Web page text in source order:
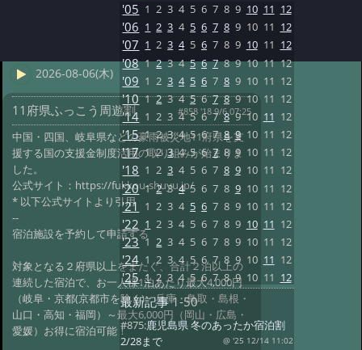
2026-08-06(木)
11府県ふっこう周遊割 #858 '18 9/6 07:25
中国・四国、岐阜県などの豪雨被災地11府県を支
援する国の支援金制度活用の取り組みが始まりま
した。
公式サイト：https://fukkou-shuyu.jp/
* 以下公式サイトより引用
--
宿泊施設を予約して申請する
対象となる２府県以上をまたぐ、合計２泊以上の
連続した宿泊で、お一人様1泊あたり最大4,000円
（岐阜・京都(京都市を除く)・兵庫・鳥取・島根・
山口・高知・福岡）～最大6,000円（岡山・広島・
愛媛）お得に宿泊可能！
'05 1 2 3 4 5 6 7 8 9 10 11 12
'06 1 2 3 4 5 6 7 8 9 10 11 12
'07 1 2 3 4 5 6 7 8 9 10 11 12
'08 1 2 3 4 5 6 7 8 9 10 11 12
'09 1 2 3 4 5 6 7 8 9 10 11 12
'10 1 2 3 4 5 6 7 8 9 10 11 12
'14 1 2 3 4 5 6 7 8 9 10 11 12
'15 1 2 3 4 5 6 7 8 9 10 11 12
'17 1 2 3 4 5 6 7 8 9 10 11 12
'18 1 2 3 4 5 6 7 8 9 10 11 12
'20 1 2 3 4 5 6 7 8 9 10 11 12
'21 1 2 3 4 5 6 7 8 9 10 11 12
'22 1 2 3 4 5 6 7 8 9 10 11 12
'23 1 2 3 4 5 6 7 8 9 10 11 12
'24 1 2 3 4 5 6 7 8 9 10 11 12
'25 1 2 3 4 5 6 7 8 9 10 11 12
最新記事1-50
#875:鹿児島県 冬のあったか宿泊割
2/28まで
@ '25 12/14 11:02